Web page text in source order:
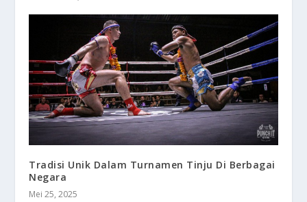
Tradisi Unik Dalam Turnamen Tinju Di Berbagai
Negara
Mei 25, 2025